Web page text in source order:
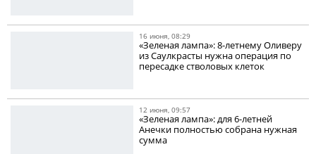
16 июня, 08:29
«Зеленая лампа»: 8-летнему Оливеру
из Саулкрасты нужна операция по
пересадке стволовых клеток
12 июня, 09:57
«Зеленая лампа»: для 6-летней
Анечки полностью собрана нужная
сумма